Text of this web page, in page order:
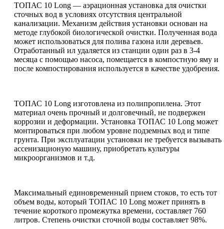
ТОПАС 10 Long — аэрационная установка для очистки
сточных вод в условиях отсутствия центральной
канализации. Механизм действия установки основан на
методе глубокой биологической очистки. Полученная вода
может использоваться для полива газона или деревьев.
Отработанный ил удаляется из станции один раз в 3-4
месяца с помощью насоса, помещается в компостную яму и
после компостирования используется в качестве удобрения.
ТОПАС 10 Long изготовлена из полипропилена. Этот
материал очень прочный и долговечный, не подвержен
коррозии и деформации. Установка ТОПАС 10 Long может
монтироваться при любом уровне подземных вод и типе
грунта. При эксплуатации установки не требуется вызывать
ассенизационую машину, приобретать культуры
микроорганизмов и т.д.
Максимальный единовременный прием стоков, то есть тот
объем воды, который ТОПАС 10 Long может принять в
течение короткого промежутка времени, составляет 760
литров. Степень очистки сточной воды составляет 98%.